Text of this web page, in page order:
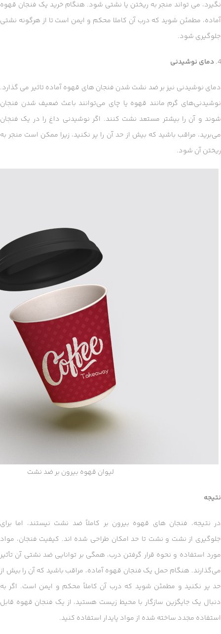
نگیرد، می تواند منجر به ریختن یا نشتی شود. هنگام خرید یک فنجان قهوه
آماده، مطمئن شوید که درب آن کاملا محکم و ایمن است تا از هرگونه نشتی
جلوگیری شود.
4. دمای نوشیدنی
دمای نوشیدنی نیز بر ضد نشت شدن فنجان های قهوه آماده تاثیر می گذارد.
نوشیدنی‌های گرم مانند قهوه یا چای می‌توانند باعث ضعیف شدن فنجان
شوند و آن را بیشتر مستعد نشت کنند. اگر نوشیدنی داغ را در یک فنجان
می‌برید، مراقب باشید که بیش از حد آن را پر نکنید، زیرا ممکن است منجر به
ریختن آن شود.
لیوان قهوه بیرون بر ضد نشت
نتیجه
در نتیجه، فنجان های قهوه بیرون بر کاملاً ضد نشت نیستند، اما برای
جلوگیری از نشت و نشت تا حد امکان طراحی شده اند. کیفیت فنجان، مواد
مورد استفاده و نحوه قرار گرفتن درب، همگی بر توانایی ضد نشتی آن تأثیر
می‌گذارند. هنگام حمل یک فنجان قهوه آماده، مراقب باشید که آن را بیش از
حد پر نکنید و مطمئن شوید که درب آن کاملاً محکم و ایمن است. اگر به
دنبال یک جایگزین سازگار با محیط زیست هستید، از یک فنجان قهوه قابل
استفاده مجدد ساخته شده از مواد پایدار استفاده کنید.